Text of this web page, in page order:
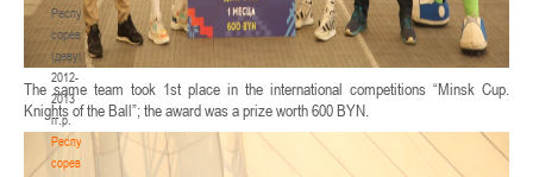
Республиканские
соревнования
(девушки)
2012-
2013
гг.р.
Республиканские
соревнования
The same team took 1st place in the international competitions “Minsk Cup.
Knights of the Ball”; the award was a prize worth 600 BYN.